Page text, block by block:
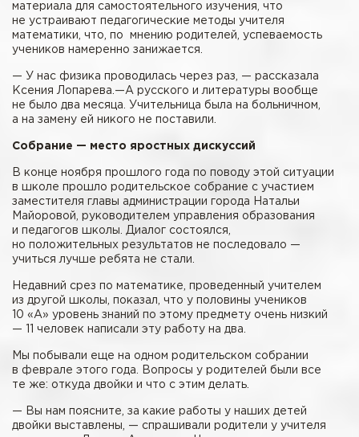
материала для самостоятельного изучения, что
не устраивают педагогические методы учителя
математики, что, по мнению родителей, успеваемость
учеников намеренно занижается.
— У нас физика проводилась через раз, — рассказала
Ксения Лопарева.—А русского и литературы вообще
не было два месяца. Учительница была на больничном,
а на замену ей никого не поставили.
Собрание — место яростных дискуссий
В конце ноября прошлого года по поводу этой ситуации
в школе прошло родительское собрание с участием
заместителя главы администрации города Натальи
Майоровой, руководителем управления образования
и педагогов школы. Диалог состоялся,
но положительных результатов не последовало —
учиться лучше ребята не стали.
Недавний срез по математике, проведенный учителем
из другой школы, показал, что у половины учеников
10 «А» уровень знаний по этому предмету очень низкий
— 11 человек написали эту работу на два.
Мы побывали еще на одном родительском собрании
в феврале этого года. Вопросы у родителей были все
те же: откуда двойки и что с этим делать.
— Вы нам поясните, за какие работы у наших детей
двойки выставлены, — спрашивали родители у учителя